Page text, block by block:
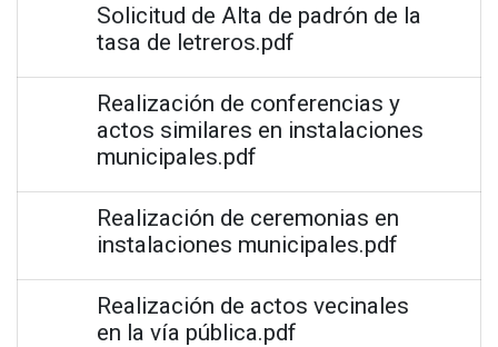
Solicitud de Alta de padrón de la
tasa de letreros.pdf
Realización de conferencias y
actos similares en instalaciones
municipales.pdf
Realización de ceremonias en
instalaciones municipales.pdf
Realización de actos vecinales
en la vía pública.pdf